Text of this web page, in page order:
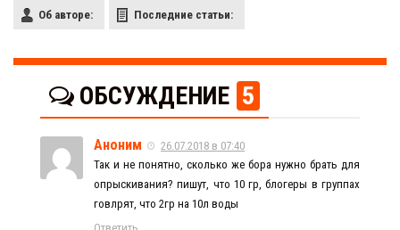
Об авторе: Последние статьи:
ОБСУЖДЕНИЕ 5
Аноним
26.07.2018 в 07:40
Так и не понятно, сколько же бора нужно брать для
опрыскивания? пишут, что 10 гр, блогеры в группах
говлрят, что 2гр на 10л воды